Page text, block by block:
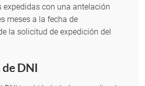
expedidas con una antelación
meses a la fecha de
la solicitud de expedición del
DNI